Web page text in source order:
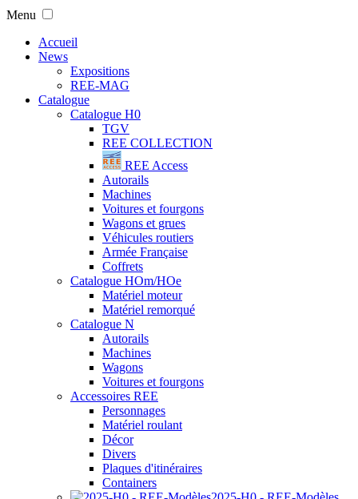
Menu
Accueil
News
Expositions
REE-MAG
Catalogue
Catalogue H0
TGV
REE COLLECTION
REE Access
Autorails
Machines
Voitures et fourgons
Wagons et grues
Véhicules routiers
Armée Française
Coffrets
Catalogue HOm/HOe
Matériel moteur
Matériel remorqué
Catalogue N
Autorails
Machines
Wagons
Voitures et fourgons
Accessoires REE
Personnages
Matériel roulant
Décor
Divers
Plaques d'itinéraires
Containers